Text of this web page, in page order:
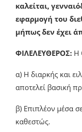
καλείται,
εφαρμογή του
μήπως δεν έχει
ΦΙΛΕΛΕΥΘΕΡΟΣ: Η
α) Η διαρκής και
αποτελεί βασική
β) Επιπλέον μέσα
καθεστώς.